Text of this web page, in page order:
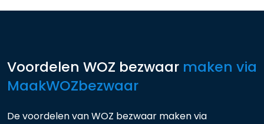
Voordelen WOZ bezwaar maken via
MaakWOZbezwaar
De voordelen van WOZ bezwaar maken via